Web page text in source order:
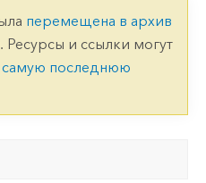
перемещена в архив
Ресурсы и ссылки могут
последнюю